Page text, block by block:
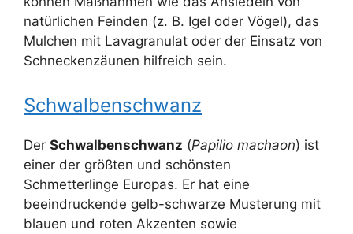
natürlichen Feinden (z. B. Igel oder Vögel), das
Mulchen mit Lavagranulat oder der Einsatz von
Schneckenzäunen hilfreich sein.
Schwalbenschwanz
Der Schwalbenschwanz (Papilio machaon) ist
einer der größten und schönsten
Schmetterlinge Europas. Er hat eine
beeindruckende gelb-schwarze Musterung mit
blauen und roten Akzenten sowie